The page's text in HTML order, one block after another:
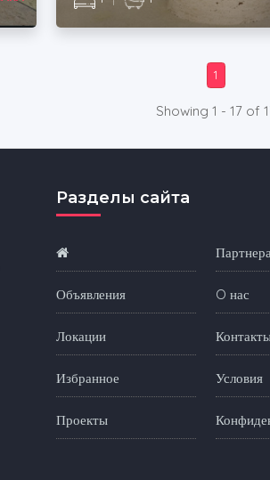
1
Showing 1 - 17 of
Разделы сайта
Объявления
Локации
Избранное
Проекты
O нас
Условия